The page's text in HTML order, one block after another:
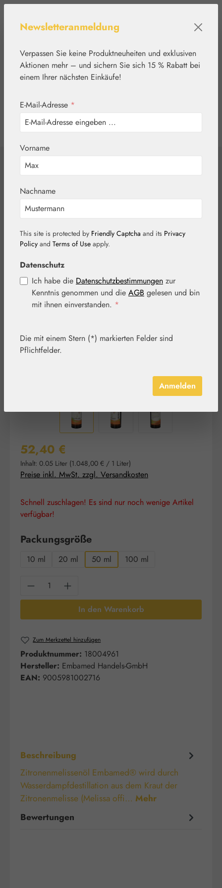
Werkzeugleiste anzeigen
Zitronenmelissenöl
Bildergalerie überspringen
Regulärer Preis:
52,40 €
Inhalt: 0.05 Liter (1.048,00 € / 1 Liter)
Preise inkl. MwSt. zzgl. Versandkosten
Schnell zuschlagen! Es sind nur noch wenige Artikel
verfügbar!
Packungsgrößeauswählen
10 ml 20 ml 50 ml 100 ml
Produkt Anzahl: Gib den gewünschten
In den Warenkorb
Zum Merkzettel hinzufügen
Produktnummer: 18004961
Hersteller: Embamed Handels-GmbH
EAN: 9005981002716
Beschreibung
Zitronenmelissenöl Embamed® wird durch
Wasserdampfdestillation aus dem Kraut der
Zitronenmelisse (Melissa offi… Mehr
Bewertungen
Newsletteranmeldung
Verpassen Sie keine Produktneuheiten und exklusiven
Aktionen mehr – und sichern Sie sich 15 % Rabatt bei
einem Ihrer nächsten Einkäufe!
E-Mail-Adresse *
Vorname
Nachname
This site is protected by Friendly Captcha and its Privacy
Policy and Terms of Use apply.
Datenschutz
Ich habe die Datenschutzbestimmungen zur
Kenntnis genommen und die AGB gelesen und bin
mit ihnen einverstanden. *
Die mit einem Stern (*) markierten Felder sind
Pflichtfelder.
Anmelden